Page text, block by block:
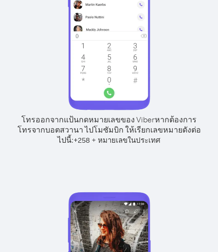
โทรออกจากแป้นกดหมายเลขของ Viberหากต้องการ
โทรจากบอตสวานา ไปโมซัมบิก ให้เรียกเลขหมายดังต่อ
ไปนี้:+258 + หมายเลขในประเทศ